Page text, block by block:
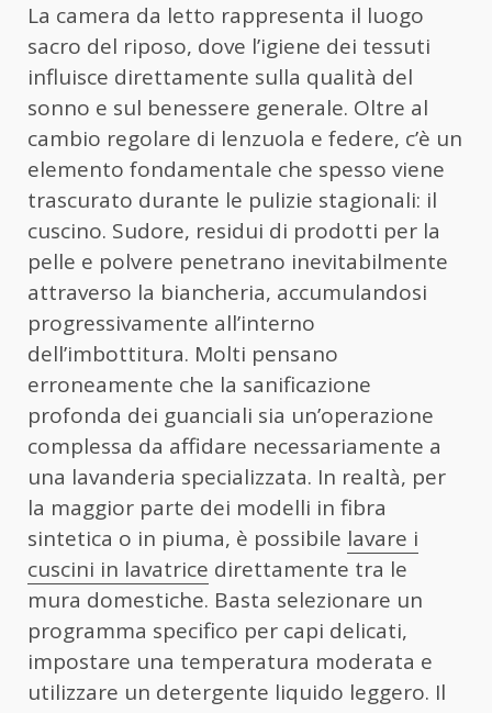
La camera da letto rappresenta il luogo
sacro del riposo, dove l’igiene dei tessuti
influisce direttamente sulla qualità del
sonno e sul benessere generale. Oltre al
cambio regolare di lenzuola e federe, c’è un
elemento fondamentale che spesso viene
trascurato durante le pulizie stagionali: il
cuscino. Sudore, residui di prodotti per la
pelle e polvere penetrano inevitabilmente
attraverso la biancheria, accumulandosi
progressivamente all’interno
dell’imbottitura. Molti pensano
erroneamente che la sanificazione
profonda dei guanciali sia un’operazione
complessa da affidare necessariamente a
una lavanderia specializzata. In realtà, per
la maggior parte dei modelli in fibra
sintetica o in piuma, è possibile lavare i
cuscini in lavatrice direttamente tra le
mura domestiche. Basta selezionare un
programma specifico per capi delicati,
impostare una temperatura moderata e
utilizzare un detergente liquido leggero. Il